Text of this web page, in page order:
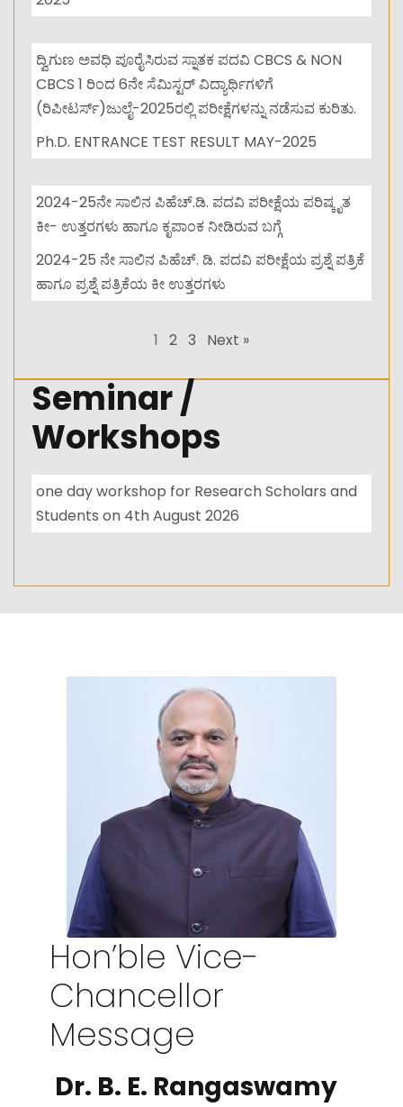
ದ್ವಿಗುಣ ಅವಧಿ ಪೂರೈಸಿರುವ ಸ್ನಾತಕ ಪದವಿ CBCS & NON
CBCS 1 ರಿಂದ 6ನೇ ಸೆಮಿಸ್ಟರ್ ವಿದ್ಯಾರ್ಥಿಗಳಿಗೆ
(ರಿಪೀಟರ್ಸ್)ಜುಲೈ-2025ರಲ್ಲಿ ಪರೀಕ್ಷೆಗಳನ್ನು ನಡೆಸುವ ಕುರಿತು.
Ph.D. ENTRANCE TEST RESULT MAY-2025
2024-25ನೇ ಸಾಲಿನ ಪಿಹೆಚ್.ಡಿ. ಪದವಿ ಪರೀಕ್ಷೆಯ ಪರಿಷ್ಕೃತ
ಕೀ- ಉತ್ತರಗಳು ಹಾಗೂ ಕೃಪಾಂಕ ನೀಡಿರುವ ಬಗ್ಗೆ
2024-25 ನೇ ಸಾಲಿನ ಪಿಹೆಚ್. ಡಿ. ಪದವಿ ಪರೀಕ್ಷೆಯ ಪ್ರಶ್ನೆ ಪತ್ರಿಕೆ
ಹಾಗೂ ಪ್ರಶ್ನೆ ಪತ್ರಿಕೆಯ ಕೀ ಉತ್ತರಗಳು
1 2 3 Next »
Seminar /
Workshops
one day workshop for Research Scholars and
Students on 4th August 2026
Hon’ble Vice-
Chancellor
Message
Dr. B. E. Rangaswamy